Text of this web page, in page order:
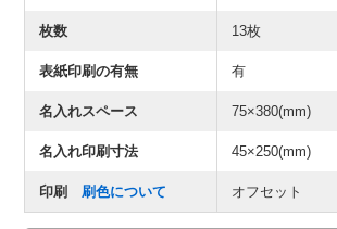
枚数 13枚
表紙印刷の有無 有
名入れスペース 75×380(mm)
名入れ印刷寸法 45×250(mm)
印刷 刷色について オフセット